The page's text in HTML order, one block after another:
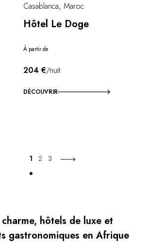
Casablanca, Maroc
Hôtel Le Doge
À partir de
204 €/nuit
DÉCOUVRIR
1 2 3
hôtels de luxe et
gastronomiques en Afrique